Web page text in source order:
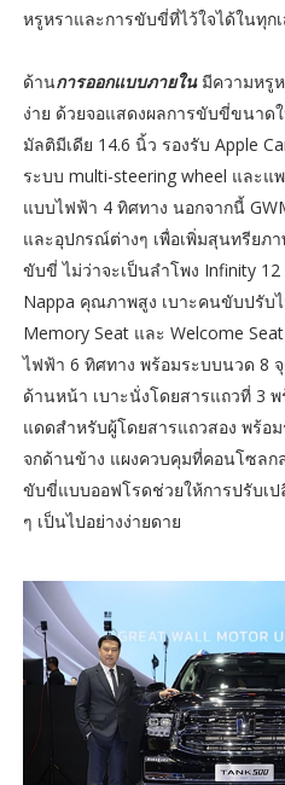
หรูหราและการขับขี่ที่ไว้ใจได้ในทุก
ด้านการออกแบบภายในมีความหรูห
ง่าย ด้วยจอแสดงผลการขับขี่ขนาด
มัลติมีเดีย 14.6 นิ้ว รองรับ Apple
ระบบ multi-steering wheel และ
แบบไฟฟ้า 4 ทิศทาง นอกจากนี้
และอุปกรณ์ต่างๆ เพื่อเพิ่มสุนทรียภ
ขับขี่ ไม่ว่าจะเป็นลำโพง Infinity
Nappa คุณภาพสูง เบาะคนขับปรับ
Memory Seat และ Welcome
ไฟฟ้า 6 ทิศทาง พร้อมระบบนวด 8
ด้านหน้า เบาะนั่งโดยสารแถวที่ 3
แดดสำหรับผู้โดยสารแถวสอง พร้อ
จกด้านข้าง แผงควบคุมที่คอนโซล
ขับขี่แบบออฟโรดช่วยให้การปรับเ
ๆ เป็นไปอย่างง่ายดาย